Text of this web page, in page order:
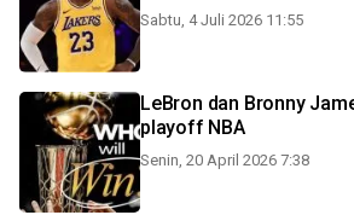
Sabtu, 4 Juli 2026 11:55
LeBron dan Bronny
playoff NBA
Senin, 20 April 2026 7:38